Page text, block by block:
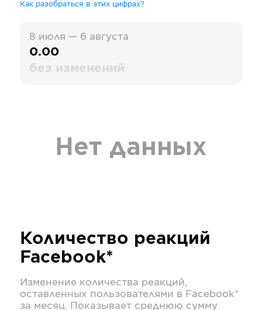
Как разобраться в этих цифрах?
8 июля — 6 августа
0.00
без изменений
Нет данных
Количество реакций
Facebook*
Изменение количества реакций,
оставленных пользователями в Facebook*
за месяц. Показывает среднюю сумму